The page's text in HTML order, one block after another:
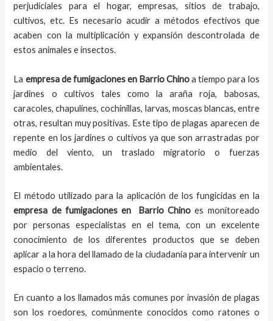
perjudiciales para el hogar, empresas, sitios de trabajo,
cultivos, etc. Es necesario acudir a métodos efectivos que
acaben con la multiplicación y expansión descontrolada de
estos animales e insectos.
La empresa de fumigacionesen Barrio Chinoa tiempopara los
jardines o cultivos tales como la araña roja, babosas,
caracoles, chapulines, cochinillas, larvas, moscas blancas, entre
otras, resultan muy positivas. Este tipo de plagas aparecen de
repente en los jardines o cultivos ya que son arrastradas por
medio del viento, un traslado migratorio o fuerzas
ambientales.
El método utilizado para la aplicación de los fungicidas en la
empresa de fumigaciones en
Barrio Chino es monitoreado
por personas especialistas en el tema, con un excelente
conocimiento de los diferentes productos que se deben
aplicar a la hora del llamado de la ciudadanía para intervenir un
espacio o terreno.
En cuanto a los llamados más comunes por invasión de plagas
son los roedores, comúnmente conocidos como ratones o